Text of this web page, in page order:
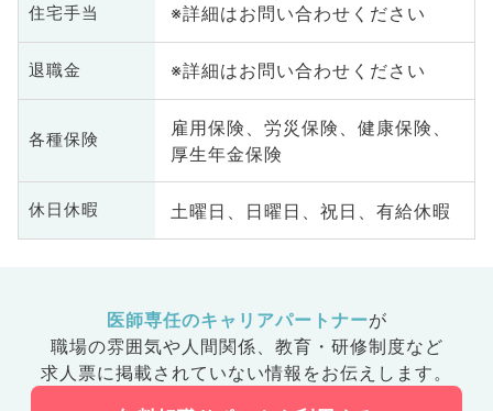
住宅手当 ※詳細はお問い合わせください
退職金 ※詳細はお問い合わせください
各種保険
雇用保険、労災保険、健康保険、
厚生年金保険
休日休暇 土曜日、日曜日、祝日、有給休暇
医師専任のキャリアパートナーが
職場の雰囲気や人間関係、 教育・研修制度など
求人票に掲載されていない情報をお伝えします。